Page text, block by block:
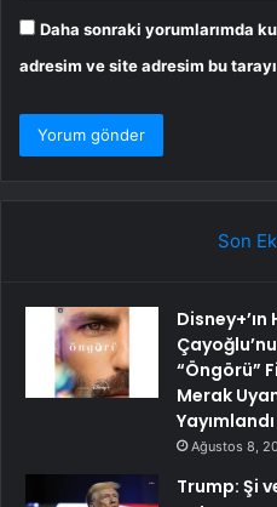
Daha sonraki yorumlarımda
adresim ve site adresim bu
Son
“Öngörü”
Merak
Yayımlandı
Ağustos 8,
Trump: Şi